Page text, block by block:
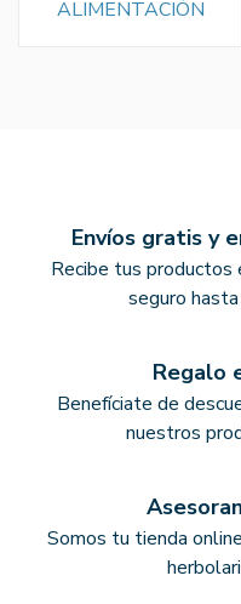
ALIMENTACIÓN
Envíos gratis y
Recibe tus productos
seguro
Regalo
Benefíciate de
nuestros
Somos tu tienda